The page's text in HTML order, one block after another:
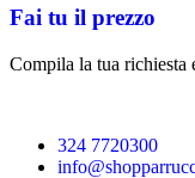
Fai tu il prezzo
Compila la tua richiesta
324 7720300